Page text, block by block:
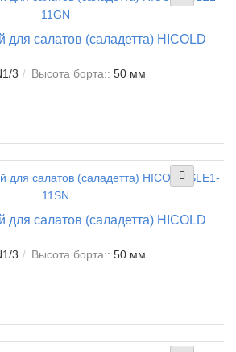
салатов (саладетта) HICOLD
3 Высота борта:: 50 мм
салатов (саладетта) HICOLD
3 Высота борта:: 50 мм